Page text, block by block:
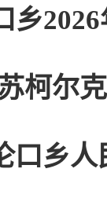
乡
柯尔
口乡人